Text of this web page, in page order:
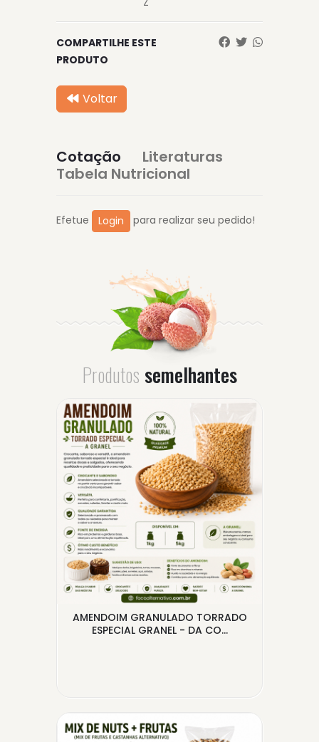
COMPARTILHE ESTE
PRODUTO
Voltar
Cotação
Literaturas
Tabela Nutricional
Efetue Login para realizar seu pedido!
Produtos semelhantes
AMENDOIM GRANULADO TORRADO
ESPECIAL GRANEL - DA CO...